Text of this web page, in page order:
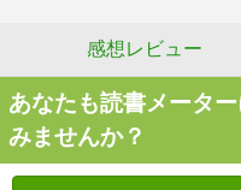
感想レビュー
あなたも読書メータ
みませんか？